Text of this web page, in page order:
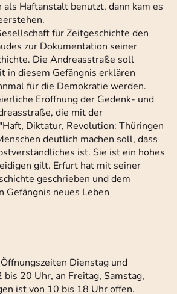
Haftanstalt benutzt, dann kam es
für Zeitgeschichte den
zur Dokumentation seiner
Die Andreasstraße soll
in diesem Gefängnis erklären
für die Demokratie werden.
Eröffnung der Gedenk- und
die mit der
Diktatur, Revolution: Thüringen
deutlich machen soll, dass
ist. Sie ist ein hohes
gilt. Erfurt hat mit seiner
geschrieben und dem
Gefängnis neues Leben
Dienstag und
20 Uhr, an Freitag, Samstag,
ist von 10 bis 18 Uhr offen.